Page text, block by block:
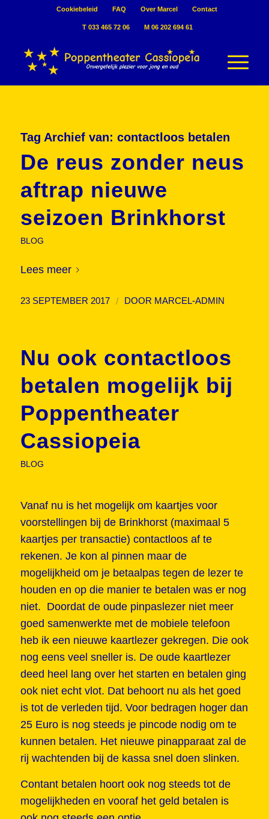
Cookiebeleid FAQ Over Marcel Contact
T 033 465 72 06 M 06 202 694 61
Tag Archief van: contactloos betalen
De reus zonder neus
aftrap nieuwe
seizoen Brinkhorst
BLOG
Lees meer
23 SEPTEMBER 2017 / DOOR MARCEL-ADMIN
Nu ook contactloos
betalen mogelijk bij
Poppentheater
Cassiopeia
BLOG
Vanaf nu is het mogelijk om kaartjes voor
voorstellingen bij de Brinkhorst (maximaal 5
kaartjes per transactie) contactloos af te
rekenen. Je kon al pinnen maar de
mogelijkheid om je betaalpas tegen de lezer te
houden en op die manier te betalen was er nog
niet. Doordat de oude pinpaslezer niet meer
goed samenwerkte met de mobiele telefoon
heb ik een nieuwe kaartlezer gekregen. Die ook
nog eens veel sneller is. De oude kaartlezer
deed heel lang over het starten en betalen ging
ook niet echt vlot. Dat behoort nu als het goed
is tot de verleden tijd. Voor bedragen hoger dan
25 Euro is nog steeds je pincode nodig om te
kunnen betalen. Het nieuwe pinapparaat zal de
rij wachtenden bij de kassa snel doen slinken.
Contant betalen hoort ook nog steeds tot de
mogelijkheden en vooraf het geld betalen is